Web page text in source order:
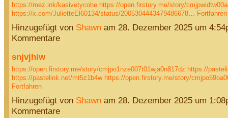
https://mez.ink/kasivetycohe https://open.firstory.me/story/
https://x.com/JulietteEl60134/status/2005304443479486678…
Fortfahren
Hinzugefügt von Shawnam 28. Dezember 2025 um
Kommentare
snjvjhiw
https://open.firstory.me/story/cmjpo1nze007t01wja0n817dz https://
https://pastelink.net/mt5z1b4w https://open.firstory.me/story/
Fortfahren
Hinzugefügt von Shawnam 28. Dezember 2025 um
Kommentare